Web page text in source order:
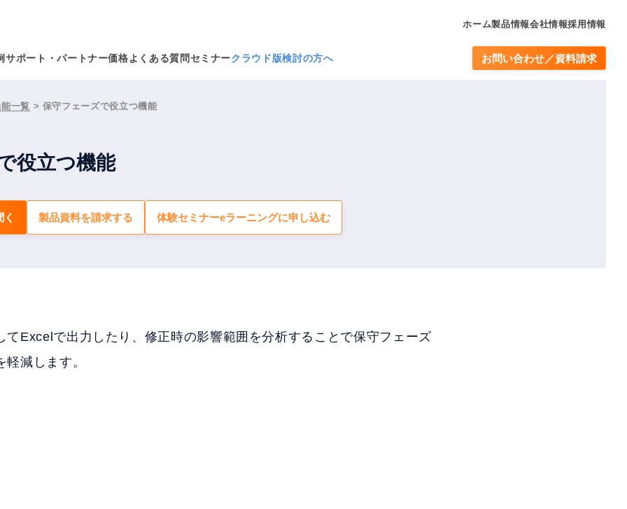
ホーム製品情報会社情報採用情報
サポート・パートナー価格よくある質問セミナークラウド版検討の方へ お問い合わせ／資料請求
一覧 > 保守フェーズで役立つ機能
役立つ機能
製品資料を請求する 体験セミナーeラーニングに申し込む
てExcelで出力したり、修正時の影響範囲を分析することで保守フェーズ
減します。